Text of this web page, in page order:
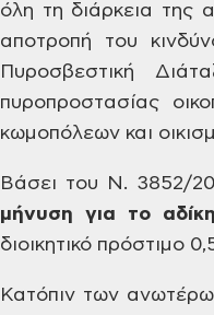
όλη τη διάρκεια της
αποτροπή του
Πυροσβεστική
πυροπροστασίας
κωμοπόλεων και
Βάσει του Ν. 3852/
μήνυση για το
διοικητικό πρόστιμο
Κατόπιν των